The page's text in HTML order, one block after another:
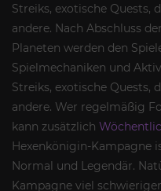
Streiks, exotische Quests,
andere. Nach Abschluss
Planeten werden den
Spielmechaniken und
Streiks, exotische Quests,
andere. Wer regelmäßig
kann zusätzlich
Hexenkönigin-Kampagne
Normal und Legendär.
Kampagne viel